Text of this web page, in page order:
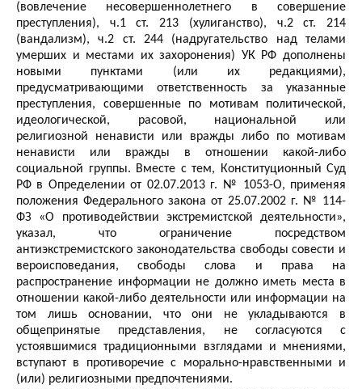
(вовлечение несовершеннолетнего в совершение
преступления), ч.1 ст. 213 (хулиганство), ч.2 ст. 214
(вандализм), ч.2 ст. 244 (надругательство над телами
умерших и местами их захоронения) УК РФ дополнены
новыми пунктами (или их редакциями),
предусматривающими ответственность за указанные
преступления, совершенные по мотивам политической,
идеологической, расовой, национальной или
религиозной ненависти или вражды либо по мотивам
ненависти или вражды в отношении какой-либо
социальной группы. Вместе с тем, Конституционный Суд
РФ в Определении от 02.07.2013 г. № 1053-О, применяя
положения Федерального закона от 25.07.2002 г. № 114-
ФЗ «О противодействии экстремистской деятельности»,
указал, что ограничение посредством
антиэкстремистского законодательства свободы совести и
вероисповедания, свободы слова и права на
распространение информации не должно иметь места в
отношении какой-либо деятельности или информации на
том лишь основании, что они не укладываются в
общепринятые представления, не согласуются с
устоявшимися традиционными взглядами и мнениями,
вступают в противоречие с морально-нравственными и
(или) религиозными предпочтениями.